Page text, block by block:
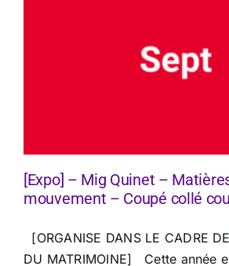
[Expo] – Mig Quinet –
mouvement – Coupé collé
[ORGANISE DANS LE CADRE
DU MATRIMOINE] Cette année